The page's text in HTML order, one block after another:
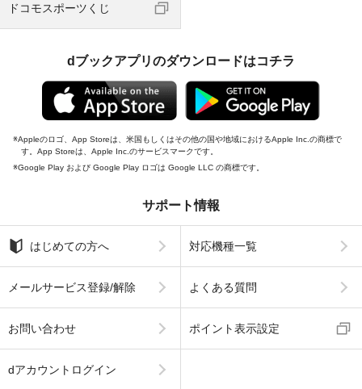
ドコモスポーツくじ
dブックアプリのダウンロードはコチラ
Appleのロゴ、App Storeは、米国もしくはその他の国や地域におけるApple Inc.の商標で
す。App Storeは、Apple Inc.のサービスマークです。
Google Play および Google Play ロゴは Google LLC の商標です。
サポート情報
はじめての方へ 対応機種一覧
メールサービス登録/解除 よくある質問
お問い合わせ ポイント表示設定
dアカウントログイン